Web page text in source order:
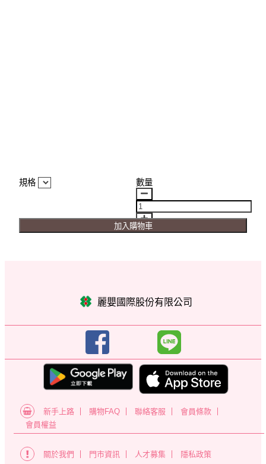
數量
規格
加入購物車
麗嬰國際股份有限公司
新手上路 購物FAQ 聯絡客服
會員條款
會員權益
關於我們 門市資訊 人才募集 隱私政策